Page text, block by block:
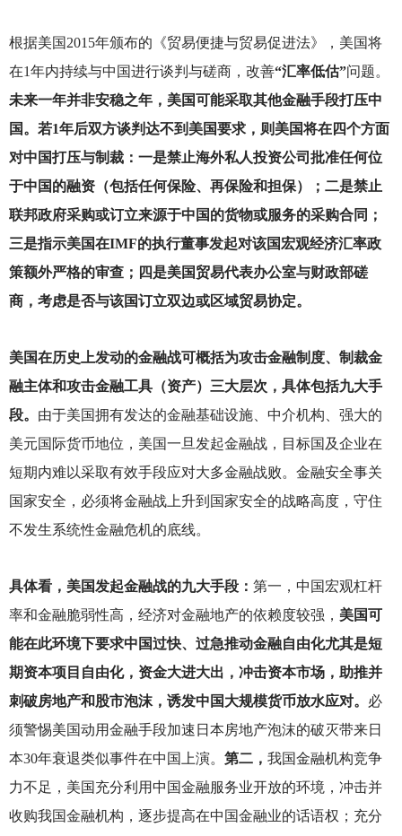
根据美国2015年颁布的《贸易便捷与贸易促进法》，美国将
在1年内持续与中国进行谈判与磋商，改善“汇率低估”问题。
未来一年并非安稳之年，美国可能采取其他金融手段打压中
国。若1年后双方谈判达不到美国要求，则美国将在四个方面
对中国打压与制裁：一是禁止海外私人投资公司批准任何位
于中国的融资（包括任何保险、再保险和担保）；二是禁止
联邦政府采购或订立来源于中国的货物或服务的采购合同；
三是指示美国在IMF的执行董事发起对该国宏观经济汇率政
策额外严格的审查；四是美国贸易代表办公室与财政部磋
商，考虑是否与该国订立双边或区域贸易协定。
美国在历史上发动的金融战可概括为攻击金融制度、制裁金
融主体和攻击金融工具（资产）三大层次，具体包括九大手
段。 由于美国拥有发达的金融基础设施、中介机构、强大的
美元国际货币地位，美国一旦发起金融战，目标国及企业在
短期内难以采取有效手段应对大多金融战败。金融安全事关
国家安全，必须将金融战上升到国家安全的战略高度，守住
不发生系统性金融危机的底线。
具体看，美国发起金融战的九大手段： 第一，中国宏观杠杆
率和金融脆弱性高，经济对金融地产的依赖度较强， 美国可
能在此环境下要求中国过快、过急推动金融自由化尤其是短
期资本项目自由化，资金大进大出，冲击资本市场，助推并
刺破房地产和股市泡沫，诱发中国大规模货币放水应对。 必
须警惕美国动用金融手段加速日本房地产泡沫的破灭带来日
本30年衰退类似事件在中国上演。 第二， 我国金融机构竞争
力不足，美国充分利用中国金融服务业开放的环境，冲击并
收购我国金融机构，逐步提高在中国金融业的话语权；充分